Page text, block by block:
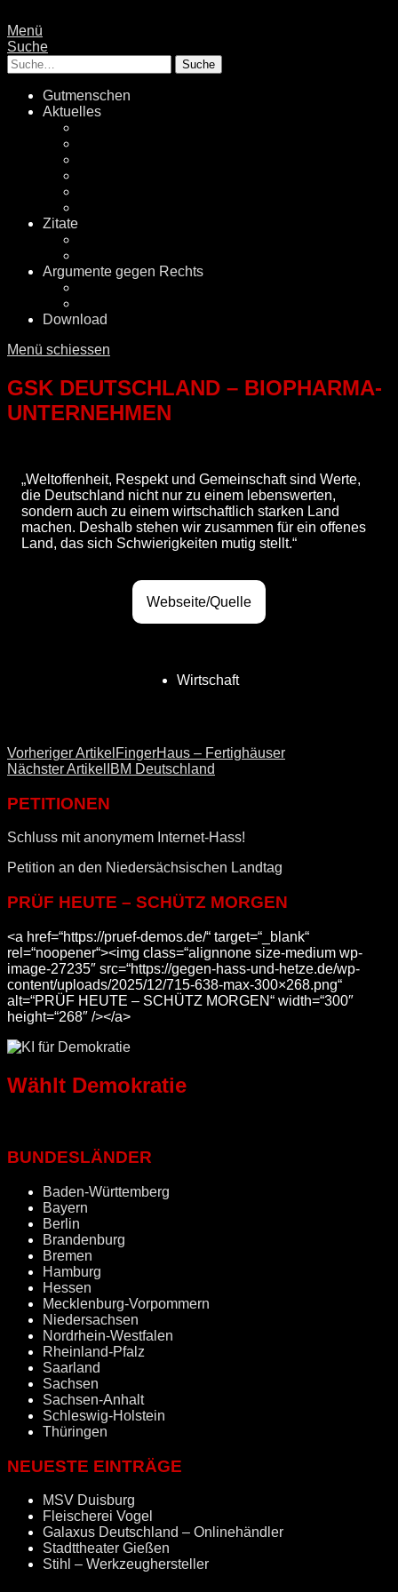
Menü
Suche
Suche
Gutmenschen
Aktuelles
Zitate
Argumente gegen Rechts
Download
Menü schiessen
GSK DEUTSCHLAND – BIOPHARMA-
UNTERNEHMEN
„Weltoffenheit, Respekt und Gemeinschaft sind Werte,
die Deutschland nicht nur zu einem lebenswerten,
sondern auch zu einem wirtschaftlich starken Land
machen. Deshalb stehen wir zusammen für ein offenes
Land, das sich Schwierigkeiten mutig stellt.“
Webseite/Quelle
Wirtschaft
Vorheriger Artikel FingerHaus – Fertighäuser
Nächster Artikel IBM Deutschland
PETITIONEN
Schluss mit anonymem Internet-Hass!
Petition an den Niedersächsischen Landtag
PRÜF HEUTE – SCHÜTZ MORGEN
<a href=“https://pruef-demos.de/“ target=“_blank“
rel=“noopener“><img class=“alignnone size-medium wp-
image-27235″ src=“https://gegen-hass-und-hetze.de/wp-
content/uploads/2025/12/715-638-max-300×268.png“
alt=“PRÜF HEUTE – SCHÜTZ MORGEN“ width=“300″
height=“268″ /></a>
Wählt Demokratie
BUNDESLÄNDER
Baden-Württemberg
Bayern
Berlin
Brandenburg
Bremen
Hamburg
Hessen
Mecklenburg-Vorpommern
Niedersachsen
Nordrhein-Westfalen
Rheinland-Pfalz
Saarland
Sachsen
Sachsen-Anhalt
Schleswig-Holstein
Thüringen
NEUESTE EINTRÄGE
MSV Duisburg
Fleischerei Vogel
Galaxus Deutschland – Onlinehändler
Stadttheater Gießen
Stihl – Werkzeughersteller